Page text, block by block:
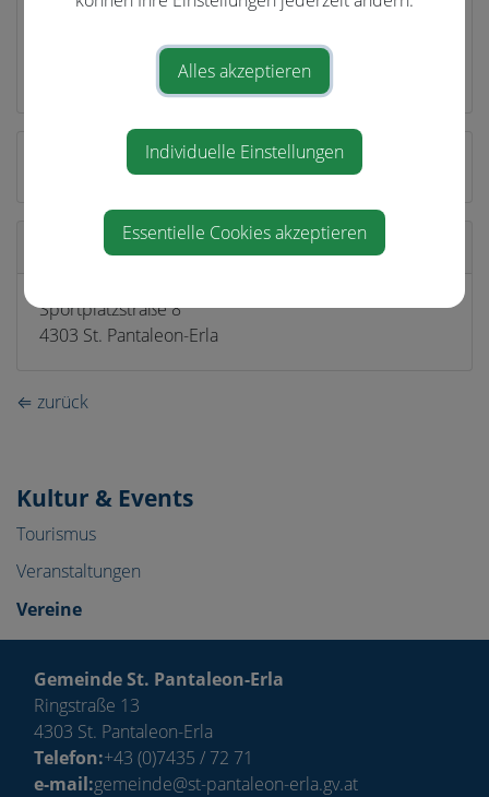
Kultur & Events
Tourismus
Veranstaltungen
Vereine
ZVR: 469023120
Standort
Sportplatzstraße 8
4303 St. Pantaleon-Erla
⇐ zurück
Gemeinde St. Pantaleon-Erla
Ringstraße 13
4303 St. Pantaleon-Erla
Telefon:+43 (0)7435 / 72 71
e-mail:gemeinde@st-pantaleon-erla.gv.at
Alles akzeptieren
Individuelle Einstellungen
Essentielle Cookies akzeptieren